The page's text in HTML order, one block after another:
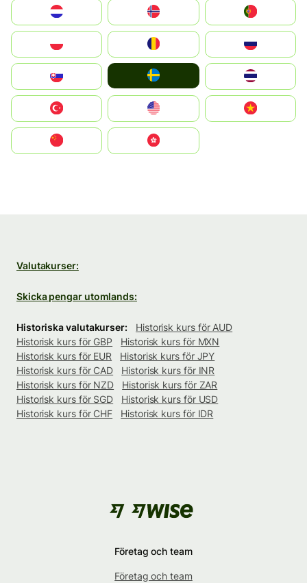
United States
中國香港特別行政區
Valutakurser:
Skicka pengar utomlands:
Historiska valutakurser:
Historisk kurs för AUD
Historisk kurs för GBP
Historisk kurs för MXN
Historisk kurs för EUR
Historisk kurs för JPY
Historisk kurs för CAD
Historisk kurs för INR
Historisk kurs för NZD
Historisk kurs för ZAR
Historisk kurs för SGD
Historisk kurs för USD
Historisk kurs för CHF
Historisk kurs för IDR
Företag och team
Företag och team